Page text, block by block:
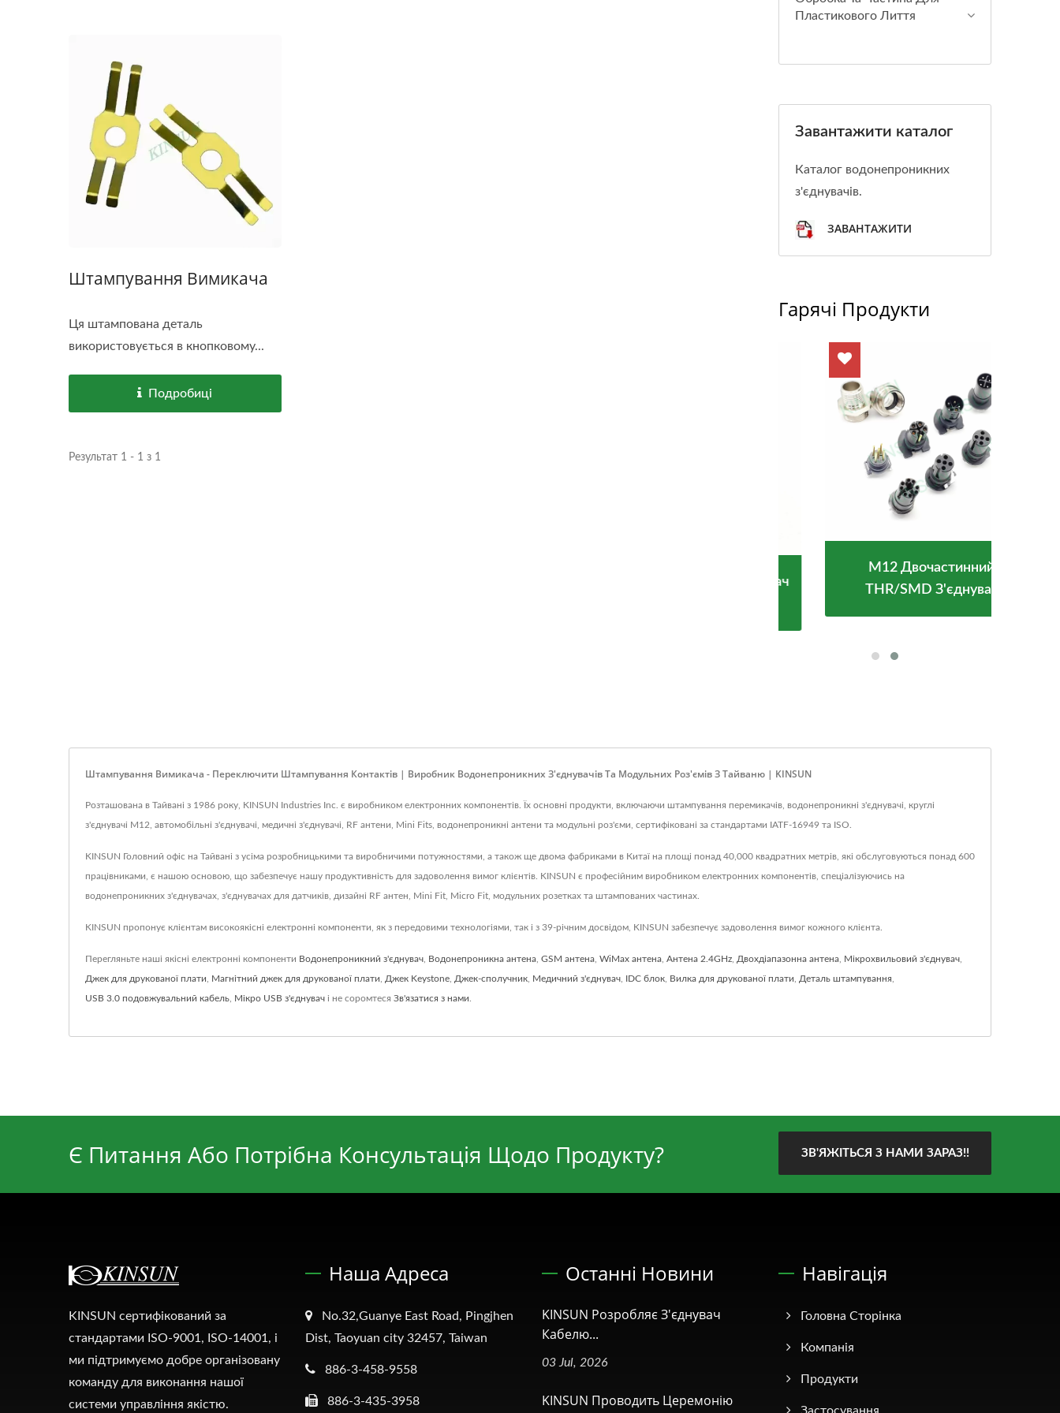
Штампування Вимикача
Ця штампована деталь
використовується в кнопковому...
Подробиці
Результат 1 - 1 з 1
Пластикового Лиття
Завантажити каталог
Каталог водонепроникних
з'єднувачів.
ЗАВАНТАЖИТИ
Гарячі Продукти
M12 Двочастинний
THR/SMD З'єднувач
Штампування Вимикача - Переключити Штампування Контактів | Виробник Водонепроникних З'єднувачів Та Модульних Роз'ємів З Тайваню | KINSUN
Розташована в Тайвані з 1986 року, KINSUN Industries Inc. є виробником електронних компонентів. Їх основні продукти, включаючи штампування перемикачів, водонепроникні з'єднувачі, круглі
з'єднувачі M12, автомобільні з'єднувачі, медичні з'єднувачі, RF антени, Mini Fits, водонепроникні антени та модульні роз'єми, сертифіковані за стандартами IATF-16949 та ISO.
KINSUN Головний офіс на Тайвані з усіма розробницькими та виробничими потужностями, а також ще двома фабриками в Китаї на площі понад 40,000 квадратних метрів, які обслуговуються понад 600
працівниками, є нашою основою, що забезпечує нашу продуктивність для задоволення вимог клієнтів. KINSUN є професійним виробником електронних компонентів, спеціалізуючись на
водонепроникних з'єднувачах, з'єднувачах для датчиків, дизайні RF антен, Mini Fit, Micro Fit, модульних розетках та штампованих частинах.
KINSUN пропонує клієнтам високоякісні електронні компоненти, як з передовими технологіями, так і з 39-річним досвідом, KINSUN забезпечує задоволення вимог кожного клієнта.
Перегляньте наші якісні електронні компоненти Водонепроникний з'єднувач Водонепроникна антена GSM антена WiMax антена Антена 2.4GHz Двохдіапазонна антена Мікрохвильовий з'єднувач
Джек для друкованої плати Магнітний джек для друкованої плати Джек Keystone Джек-сполучник Медичний з'єднувач IDC блок Вилка для друкованої плати Деталь штампування
USB 3.0 подовжувальний кабель Мікро USB з'єднувач і не соромтеся Зв'язатися з нами
Є Питання Або Потрібна Консультація Щодо Продукту? ЗВ'ЯЖІТЬСЯ З НАМИ ЗАРАЗ!!
KINSUN сертифікований за
стандартами ISO-9001, ISO-14001, і
ми підтримуємо добре організовану
команду для виконання нашої
системи управління якістю.
Наша Адреса
No.32,Guanye East Road, Pingjhen
Dist, Taoyuan city 32457, Taiwan
886-3-458-9558
886-3-435-3958
Останні Новини
KINSUN Розробляє З'єднувач
Кабелю...
03 Jul, 2026
KINSUN Проводить Церемонію
Навігація
Головна Сторінка
Компанія
Продукти